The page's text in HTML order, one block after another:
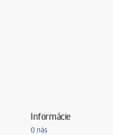
Informácie
O nás